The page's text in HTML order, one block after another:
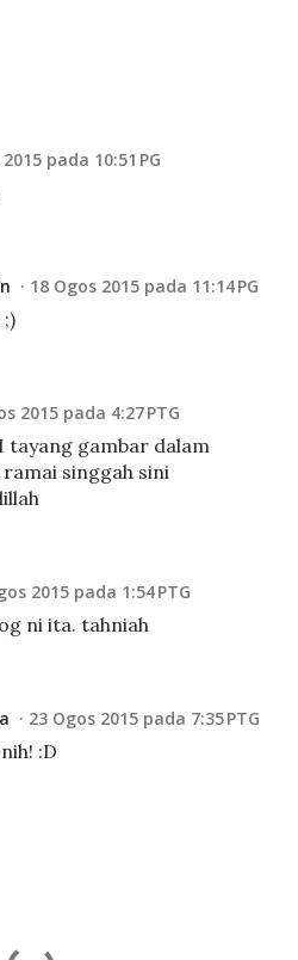
pada 10:51 PG
18 Ogos 2015 pada 11:14 PG
2015 pada 4:27 PTG
tayang gambar dalam
singgah sini
2015 pada 1:54 PTG
ni ita. tahniah
23 Ogos 2015 pada 7:35 PTG
:D